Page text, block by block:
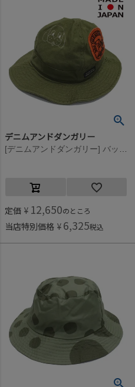
デニムアンドダンガリー
定価 ¥ 12,650のところ
当店特別価格 ¥ 6,325税込